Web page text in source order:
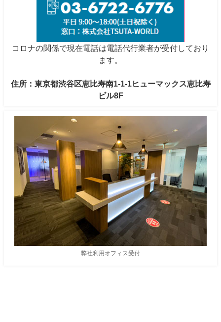
コロナの関係で現在電話は電話代行業者が受付しており
ます。
住所：東京都渋谷区恵比寿南1-1-1ヒューマックス恵比寿
ビル8F
弊社利用オフィス受付